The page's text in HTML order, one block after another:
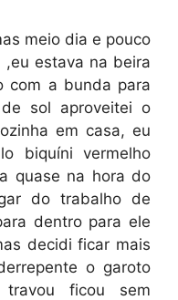
meio dia e pouco
estava na beira
com a bunda para
sol aproveitei o
em casa, eu
biquíni vermelho
quase na hora do
do trabalho de
dentro para ele
decidi ficar mais
o garoto
travou ficou sem